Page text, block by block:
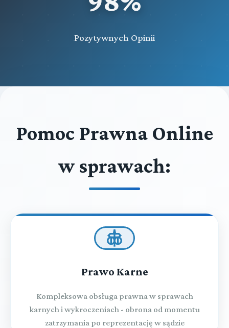
Pozytywnych Opinii
Pomoc Prawna Online
w sprawach:
Prawo Karne
Kompleksowa obsługa prawna w sprawach
karnych i wykroczeniach - obrona od momentu
zatrzymania po reprezentację w sądzie